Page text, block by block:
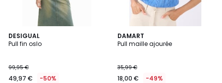
DESIGUAL
Pull fin oslo
99,95 €
49,97 € -50%
DAMART
Pull maille ajourée
35,99 €
18,00 € -49%
2
Couleurs